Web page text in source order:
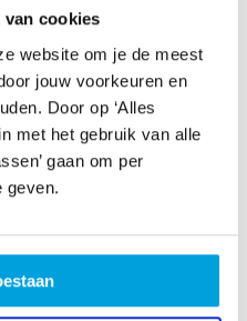
van cookies
website om je de meest
jouw voorkeuren en
Door op ‘Alles
met het gebruik van alle
gaan om per
geven.
– 21.30 uur
slim in om je
en je communicatie
– 21.30 uur
leden te vinden, te
bij je vereniging of
of idee helder en
aan publiek, fondsen of
– 21.30 uur